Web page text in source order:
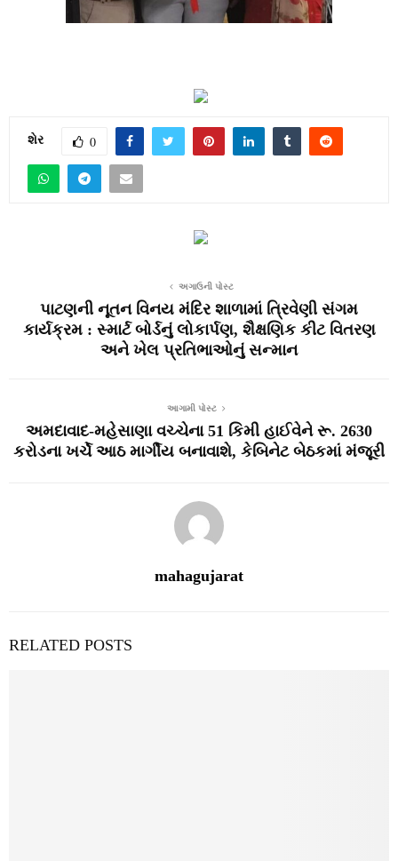
શેર 0
અગાઉની પોસ્ટ
પાટણની નૂતન વિનય મંદિર શાળામાં ત્રિવેણી સંગમ
કાર્યક્રમ : સ્માર્ટ બોર્ડનું લોકાર્પણ, શૈક્ષણિક કીટ વિતરણ
અને ખેલ પ્રતિભાઓનું સન્માન
આગામી પોસ્ટ
અમદાવાદ-મહેસાણા વચ્ચેના 51 કિમી હાઈવેને રૂ. 2630
કરોડના ખર્ચે આઠ માર્ગીય બનાવાશે, કેબિનેટ બેઠકમાં મંજૂરી
mahagujarat
RELATED POSTS